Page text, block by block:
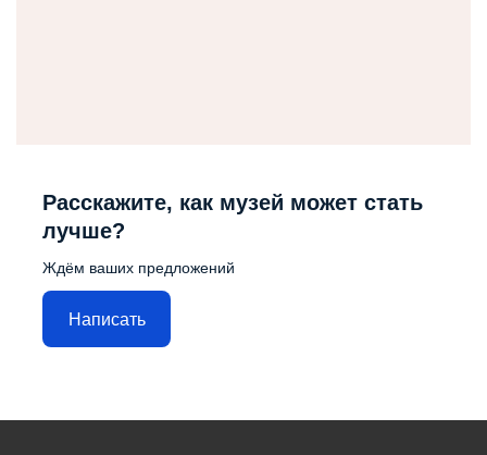
Расскажите, как музей может стать
лучше?
Ждём ваших предложений
Написать